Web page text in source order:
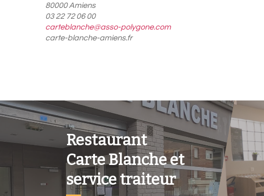
80000 Amiens
03 22 72 06 00
carteblanche@asso-polygone.com
carte-blanche-amiens.fr
Restaurant
Carte Blanche et
service traiteur